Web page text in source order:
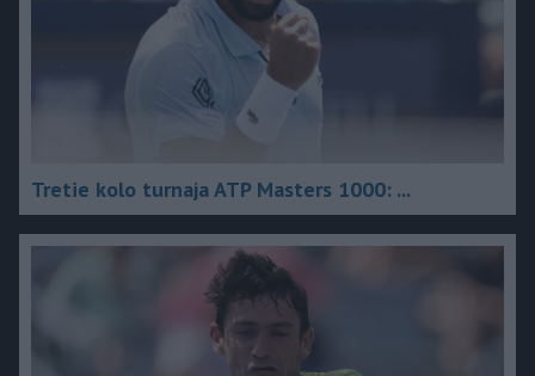
Tretie kolo turnaja ATP Masters 1000: ...